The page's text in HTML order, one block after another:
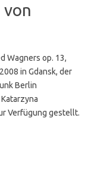
von
Wagners op. 13,
in Gdansk, der
Berlin
Verfügung gestellt.